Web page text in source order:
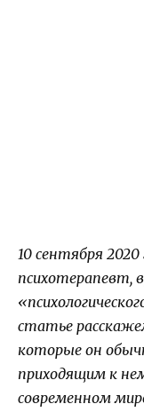
10 сентября
психотерапевт,
статье
которые он
приходящим к
современном